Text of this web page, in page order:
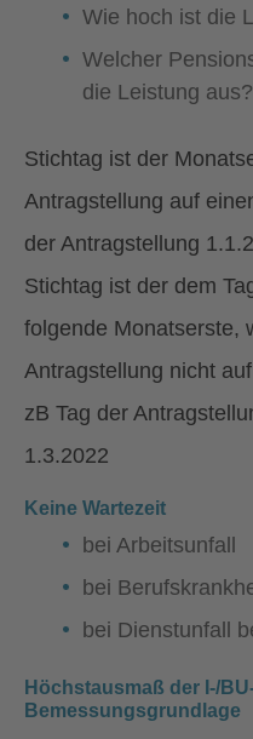
Wie hoch ist die
Welcher
die Leistung aus?
Stichtag ist der
Antragstellung auf
der Antragstellung
Stichtag ist der dem
folgende Monatserste,
Antragstellung nicht
zB Tag der
1.3.2022
Keine Wartezeit
bei Arbeitsunfall
bei
bei Dienstunfall
Höchstausmaß der I-/
Bemessungsgrundlage